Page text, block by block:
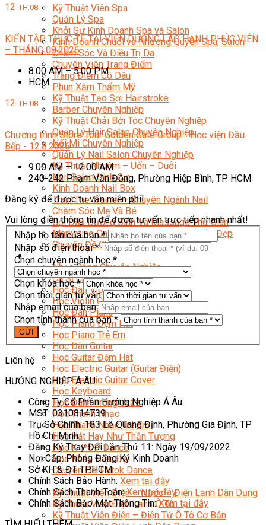
Kỹ Thuật Viên Spa
Quản Lý Spa
Khởi Sự Kinh Doanh Spa và Salon
Kinh Doanh Chuỗi và Nhượng Quyền Spa, Salon
Chăm Sóc Và Điều Trị Da
Chuyên Viên Trang Điểm
Trang Điểm Cô Dâu
Phun Xăm Thẩm Mỹ
Kỹ Thuật Tạo Sợi Hairstroke
Barber Chuyên Nghiệp
Kỹ Thuật Chải Bới Tóc Chuyên Nghiệp
Quản Lý Hair Salon Chuyên Nghiệp
Nối Mi Chuyên Nghiệp
Quản Lý Nail Salon Chuyên Nghiệp
Kỹ Thuật Nhuộm – Uốn – Duỗi
Nail Salon Định Cư
Kinh Doanh Nail Box
Train The Trainer – Chuyên Ngành Nail
Chăm Sóc Mẹ Và Bé
Gội Đầu Dưỡng Sinh Và Massage Thư Giãn
Marketing Online Ngành Chăm Sóc Sắc Đẹp
Chuyên Đề Chăm Sóc Sắc Đẹp
Âm Nhạc
Nhạc Công Chuyên Nghiệp
Ca Sĩ Chuyên Nghiệp
Học Đàn Violin
Học Violin Cover
Học Đàn Piano
Học Piano Đệm Hát
Học Piano Trẻ Em
Học Đàn Guitar
Học Guitar Đệm Hát
Học Electric Guitar (Guitar Điện)
Học Electric Guitar Cover
Học Keyboard
Học Đánh Trống Jazz
Học Thanh Nhạc
Học Thanh Nhạc Trẻ Em
Học Hát Hay Như Thần Tượng
Học K-POP Dance
Học Nhảy Hiện Đại
Chuyên Đề Tiktok Dance
Kỹ Thuật – Công Nghệ
Kỹ Thuật Viên Điện – Nước – Điện Lạnh Dân Dụng
Kỹ Thuật Viên Điện Lạnh Ô Tô
Kỹ Thuật Viên Điện – Điện Tử Ô Tô Cơ Bản
12 TH.08
KIẾN TẬP THỰC TẾ TẠI VIỆN DƯỠNG LÃO HẠNH PHÚC VIÊN
– THÁNG 08.2026
8.00 AM – 5.00 PM
HCM
12 TH.08
Chương trình Store Tour Golden Gate Group - Học viện Đầu
Bếp - 12.8.2026
9.00 AM – 12.00 AM
240-242 Phạm Văn Đồng, Phường Hiệp Bình, TP. HCM
Đăng ký để được tư vấn miễn phí!
Vui lòng điền thông tin để được tư vấn trực tiếp nhanh nhất!
Nhập họ tên của bạn *
Nhập số điện thoại *
Chọn chuyên ngành học *
Chọn khóa học *
Chọn thời gian tư vấn
Nhập email của bạn
Chọn tỉnh thành của bạn *
Liên hệ
HƯỚNG NGHIỆP Á ÂU
Công Ty Cổ Phần Hướng Nghiệp Á Âu
MST: 0310814739
Trụ Sở Chính: 183 Lê Quang Định, Phường Gia Định, TP
Hồ Chí Minh
Đăng Ký Thay Đổi Lần Thứ 11: Ngày 19/09/2022
Nơi Cấp: Phòng Đăng Ký Kinh Doanh
Sở KH & ĐT TP.HCM
Chính Sách Bảo Hành: Xem tại đây
Chính Sách Thanh Toán:Xem tại đây
Chính Sách Bảo Mật Thông Tin:Xem tại đây